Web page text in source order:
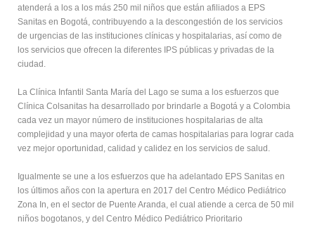
atenderá a los a los más 250 mil niños que están afiliados a EPS
Sanitas en Bogotá, contribuyendo a la descongestión de los servicios
de urgencias de las instituciones clínicas y hospitalarias, así como de
los servicios que ofrecen la diferentes IPS públicas y privadas de la
ciudad.
La Clínica Infantil Santa María del Lago se suma a los esfuerzos que
Clínica Colsanitas ha desarrollado por brindarle a Bogotá y a Colombia
cada vez un mayor número de instituciones hospitalarias de alta
complejidad y una mayor oferta de camas hospitalarias para lograr cada
vez mejor oportunidad, calidad y calidez en los servicios de salud.
Igualmente se une a los esfuerzos que ha adelantado EPS Sanitas en
los últimos años con la apertura en 2017 del Centro Médico Pediátrico
Zona In, en el sector de Puente Aranda, el cual atiende a cerca de 50 mil
niños bogotanos, y del Centro Médico Pediátrico Prioritario